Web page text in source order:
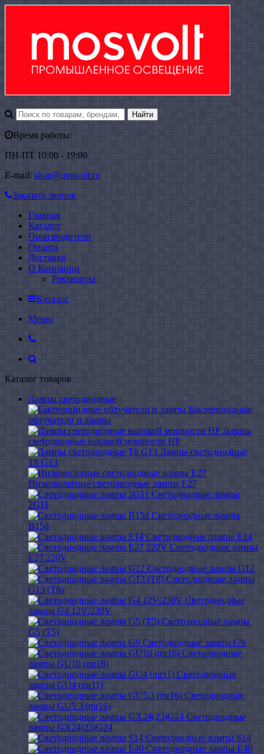
Время работы:
ПН-ПТ 10:00 - 19:00
E-mail: shop@mosvolt.ru
Заказать звонок
Главная
Каталог
Производители
Оплата
Доставка
О Компании
Реквизиты
Каталог
Меню
Каталог товаров
Лампы светодиодные
Бактерицидные
облучатели и лампы
Лампы
светодиодные высокой мощности HP
Лампы светодиодные
Т8 G13
Низковольтные светодиодные лампы E27
Светодиодные лампы
2G11
Светодиодные лампы
B15d
Светодиодные лампы E14
Светодиодные лампы
E27 220V
Светодиодные лампы G12
Светодиодные лампы
G13 (T8)
Светодиодные
лампы G4 12V/220V
Светодиодные лампы
G5 (T5)
Светодиодные лампы G9
Светодиодные
лампы GU10 (mr16)
Светодиодные
лампы GU4 (mr11)
Светодиодные
лампы GU5.3 (mr16)
Светодиодные
лампы GX24(23)G24
Светодиодные лампы S14
Светодиодные лампы Е40